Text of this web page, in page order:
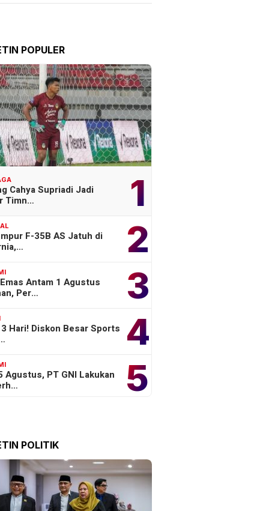
POPULER
1
Cahya Supriadi Jadi
Timn…
2
F-35B AS Jatuh di
3
Antam 1 Agustus
Per…
4
Hari! Diskon Besar Sports
5
Agustus, PT GNI Lakukan
POLITIK